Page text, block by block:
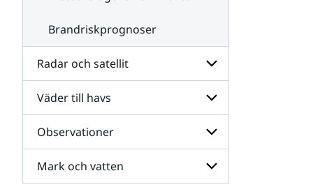
Brandriskprognoser
Radar och satellit
Undersidor
för
Radar
och
satellit
Väder till havs
Undersidor
för
Väder
till
havs
Observationer
Undersidor
för
Mark och vatten